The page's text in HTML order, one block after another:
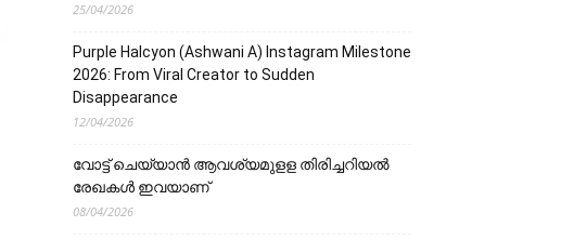
25/04/2026
Purple Halcyon (Ashwani A) Instagram Milestone
2026: From Viral Creator to Sudden
Disappearance
12/04/2026
വോട്ട് ചെയ്യാന്‍ ആവശ്യമുളള തിരിച്ചറിയല്‍
രേഖകള്‍ ഇവയാണ്
08/04/2026